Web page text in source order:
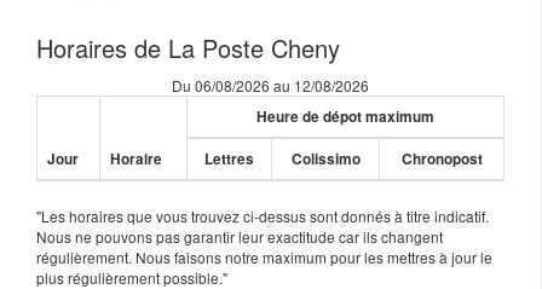
Horaires de La Poste Cheny
Du 06/08/2026 au 12/08/2026
Jour Horaire
Heure de dépot maximum
Lettres Colissimo Chronopost
"Les horaires que vous trouvez ci-dessus sont donnés à titre indicatif.
Nous ne pouvons pas garantir leur exactitude car ils changent
régulièrement. Nous faisons notre maximum pour les mettres à jour le
plus régulièrement possible."